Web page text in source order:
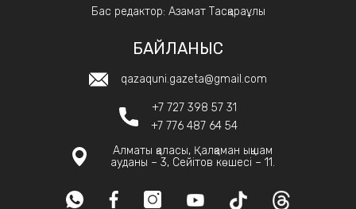
Бас редактор: Азамат Тасқараұлы
БАЙЛАНЫС
qazaquni.gazeta@gmail.com
+7 727 398 57 31
+7 776 487 64 54
Алматы қаласы, Қалқаман ықшам
ауданы – 3, Сейітов көшесі – 11.